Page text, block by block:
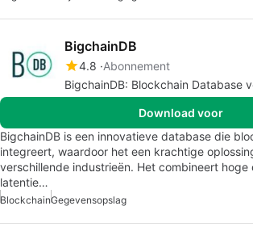
BigchainDB
4.8 Abonnement
BigchainDB: Blockchain Database
Download voor
BigchainDB is een innovatieve database die
integreert, waardoor het een krachtige
verschillende industrieën. Het combineert hoge
latentie…
BlockchainGegevensopslag